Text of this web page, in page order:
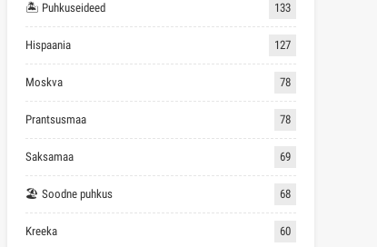
🏝 Puhkuseideed 133
Hispaania 127
Moskva 78
Prantsusmaa 78
Saksamaa 69
🏖 Soodne puhkus 68
Kreeka 60